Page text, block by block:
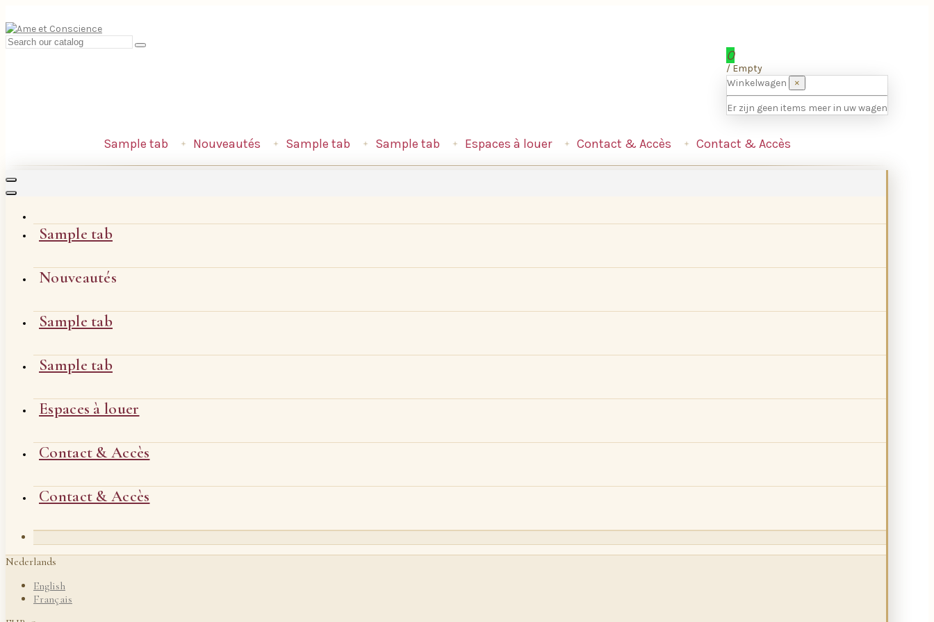
0
/ Empty
Winkelwagen
×
Er zijn geen items meer in uw wagen
Sample tab Nouveautés Sample tab Sample tab Espaces à louer Contact & Accès Contact & Accès
Sample tab
Nouveautés
Sample tab
Sample tab
Espaces à louer
Contact & Accès
Contact & Accès
Nederlands
English
Français